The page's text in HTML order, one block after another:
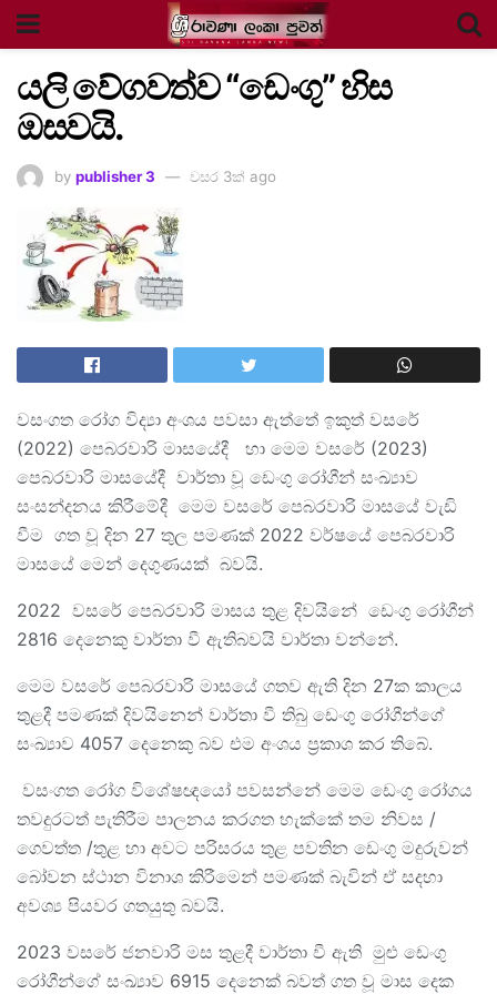
යලි වේගවත්ව “ඩෙංගු” හිස
ඔසවයි.
by publisher 3 වසර 3ක් ago
වසංගත රෝග විද්‍යා අංශය පවසා ඇත්තේ ඉකුත් වසරේ
(2022) පෙබරවාරි මාසයේදී හා මෙම වසරේ (2023)
පෙබරවාරි මාසයේදී වාර්තා වූ ඩෙංගු රෝගීන් සංඛ්‍යාව
සංසන්දනය කිරීමේදී මෙම වසරේ පෙබරවාරි මාසයේ වැඩි
වීම ගත වූ දින 27 තුල පමණක් 2022 වර්ෂයේ පෙබරවාරි
මාසයේ මෙන් දෙගුණයක් බවයි.
2022 වසරේ පෙබරවාරි මාසය තුළ දිවයිනේ ඩෙංගු රෝගීන්
2816 දෙනෙකු වාර්තා වී ඇතිබවයි වාර්තා වන්නේ.
මෙම වසරේ පෙබරවාරි මාසයේ ගතව ඇති දින 27ක කාලය
තුළදී පමණක් දිවයිනෙන් වාර්තා වී තිබු ඩෙංගු රෝගීන්ගේ
සංඛ්‍යාව 4057 දෙනෙකු බව එම අංශය ප්‍රකාශ කර තිබේ.
වසංගත රෝග විශේෂඥයෝ පවසන්නේ මෙම ඩෙංගු රෝගය
තවදුරටත් පැතිරීම පාලනය කරගත හැක්කේ තම නිවස /
ගෙවත්ත /තුළ හා අවට පරිසරය තුළ පවතින ඩෙංගු මදුරුවන්
බෝවන ස්ථාන විනාශ කිරීමෙන් පමණක් බැවින් ඒ සදහා
අවශ්‍ය පියවර ගතයුතු බවයි.
2023 වසරේ ජනවාරි මස තුළදී වාර්තා වී ඇති මුළු ඩෙංගු
රෝගීන්ගේ සංඛ්‍යාව 6915 දෙනෙක් බවත් ගත වූ මාස දෙක